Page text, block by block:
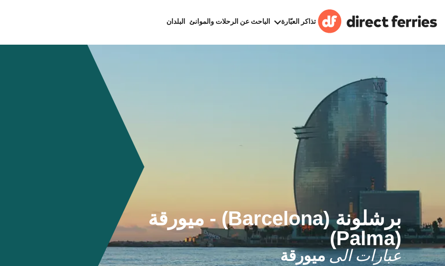
تذاكر العبّارة الباحث عن الرحلات والموانئ البلدان
برشلونة (Barcelona) - ميورقة
(Palma)
عبارات الىميورقة